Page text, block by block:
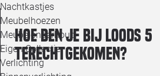
Nachtkastjes
Meubelhoezen
Meubelonderhoud
Eigen Collectie
Verlichting
Hoe ben je bij Loods 5
terechtgekomen?